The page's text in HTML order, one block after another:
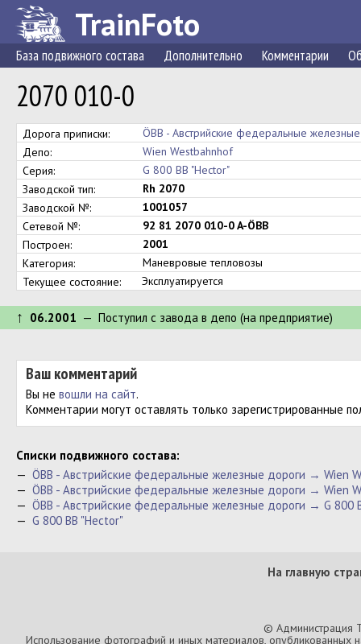
TrainFoto
База подвижного состава Дополнительно Комментарии
2070 010-0
Дорога приписки:
ÖBB - Австрийские федеральные
Депо:
Wien Westbahnhof
Серия:
G 800 BB "Hector"
Заводской тип:
Rh 2070
Заводской №:
1001057
Сетевой №:
92 81 2070 010-0 A-ÖBB
Построен:
2001
Категория:
Маневровые тепловозы
Текущее состояние:
Эксплуатируется
↑ 06.2001 — Поступил c завода в депо (на предприятие)
Ваш комментарий
Вы не вошли на сайт.
Комментарии могут оставлять только зарегистрированные
Cписки подвижного состава:
— ÖBB - Австрийские федеральные железные дороги → Wien
— ÖBB - Австрийские федеральные железные дороги → Wien
— ÖBB - Австрийские федеральные железные дороги → G 800
— G 800 BB "Hector"
На главную
© Администрация
Использование фотографий и иных материалов, опубликованных